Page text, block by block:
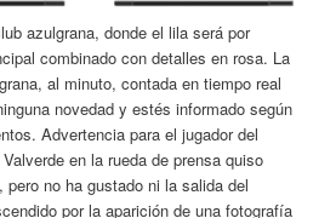
azulgrana, donde el lila será por
combinado con detalles en rosa. La
al minuto, contada en tiempo real
novedad y estés informado según
Advertencia para el jugador del
en la rueda de prensa quiso
no ha gustado ni la salida del
por la aparición de una fotografía